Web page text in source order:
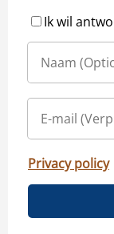
Ik wil
Privacy policy